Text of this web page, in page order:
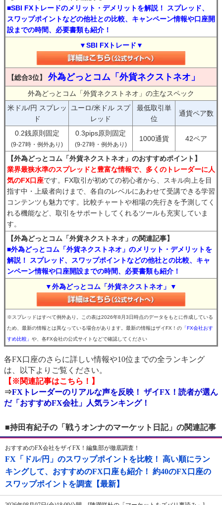
■SBI FXトレードのメリット・デメリットを解説！ スプレッド、
スワップポイントなどの他社との比較、キャンペーン情報や口座開
設までの時間、必要書類も紹介！
▼SBI FXトレード▼
【総合3位】 外為どっとコム「外貨ネクストネオ」
外為どっとコム「外貨ネクストネオ」の主なスペック
米ドル/円 スプレッ
ド
ユーロ/米ドル スプ
レッド
最低取引単
位
通貨ペア数
0.2銭原則固定
(9-27時・例外あり)
0.3pips原則固定
(9-27時・例外あり)
1000通貨 42ペア
【外為どっとコム「外貨ネクストネオ」のおすすめポイント】
業界最狭水準のスプレッドと豊富な情報で、多くのトレーダーに人
気のFX口座です。FX取引が初めての初心者から、スキル向上を目
指す中・上級者向けまで、各自のレベルにあわせて受講できる学習
コンテンツも魅力です。比較チャートや相場の先行きを予測してく
れる機能など、取引をサポートしてくれるツールも充実していま
す。
【外為どっとコム「外貨ネクストネオ」の関連記事】
■外為どっとコム「外貨ネクストネオ」のメリット・デメリットを
解説！ スプレッド、スワップポイントなどの他社との比較、キャ
ンペーン情報や口座開設までの時間、必要書類も紹介！
▼外為どっとコム「外貨ネクストネオ」▼
※スプレッドはすべて例外あり。この表は2026年8月3日時点のデータをもとに作成している
ため、最新の情報とは異なっている場合があります。最新の情報はザイFX！の 「FX会社おす
すめ比較」 や、各FX会社の公式サイトなどで確認してください
各FX口座のさらに詳しい情報や10位までの全ランキング
は、以下よりご覧ください。
【※関連記事はこちら！】
⇒FXトレーダーのリアルな声を反映！ ザイFX！読者が選ん
だ「おすすめFX会社」人気ランキング！
■持田有紀子の「戦うオンナのマーケット日記」の関連記事
おすすめのFX会社をザイFX！編集部が徹底調査！
FX「ドル/円」のスワップポイントを比較！ 高い順にラン
キングして、おすすめのFX口座も紹介！ 約40のFX口座の
スワップポイントを調査【最新】